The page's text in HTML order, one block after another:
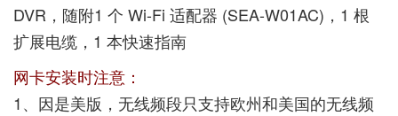
DVR，随附1 个 Wi-Fi 适配器 (SEA-W01AC)，1 根
扩展电缆，1 本快速指南
网卡安装时注意：
1、因是美版，无线频段只支持欧州和美国的无线频